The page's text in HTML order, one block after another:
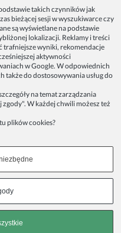
Nowak-Staszak
4, 30-650 Kraków
motyw.pl
3202 7758 0405
Motyw
Kraków
społecznościowych!
- SPOKO-MOTYW.PL
takich czynników jak
bieżącej sesji w wyszukiwarce czy
są wyświetlane na podstawie
lokalizacji. Reklamy i treści
trafniejsze wyniki, rekomendacje
aktywności
w Google. W odpowiednich
także do dostosowywania usług do
na temat zarządzania
W każdej chwili możesz też
plików cookies?